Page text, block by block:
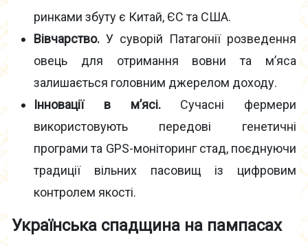
ринками збуту є Китай, ЄС та США.
Вівчарство. У суворій Патагонії розведення
овець для отримання вовни та м’яса
залишається головним джерелом доходу.
Інновації в м’ясі.Сучасні фермери
використовують передові генетичні
програми та GPS-моніторинг стад, поєднуючи
традиції вільних пасовищ із цифровим
контролем якості.
Українська спадщина на пампасах